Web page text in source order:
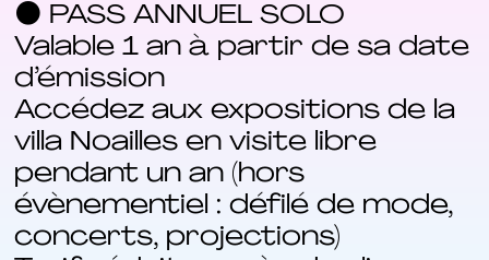
⚫ PASS ANNUEL SOLO
Valable 1 an à partir de sa date
d’émission
Accédez aux expositions de la
villa Noailles en visite libre
pendant un an (hors
évènementiel : défilé de mode,
concerts, projections)